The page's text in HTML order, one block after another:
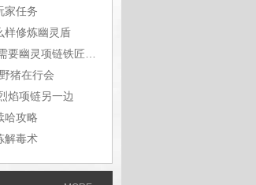
家任务
样修炼幽灵盾
猪在行会
焰项链另一边
哈攻略
解毒术